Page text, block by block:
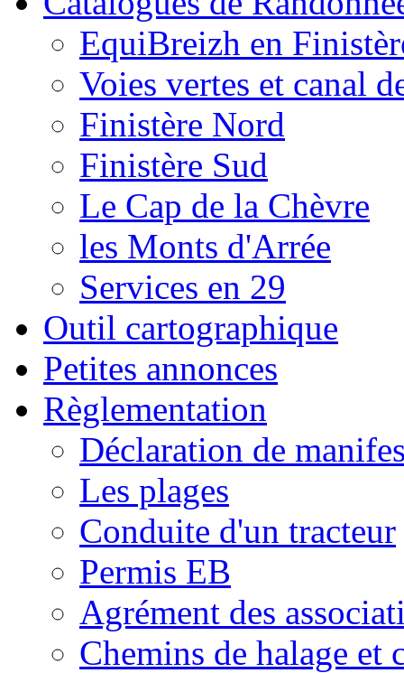
EquiBreizh en
Voies vertes et canal
Finistère Nord
Finistère Sud
Le Cap de la Chèvre
les Monts d'Arrée
Services en 29
Outil cartographique
Petites annonces
Règlementation
Déclaration de
Les plages
Conduite d'un tracteur
Permis EB
Agrément des
Chemins de halage et